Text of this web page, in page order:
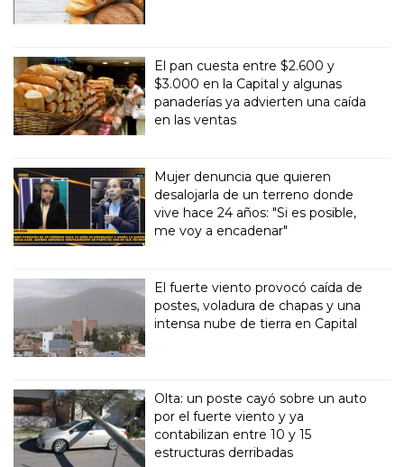
El pan cuesta entre $2.600 y
$3.000 en la Capital y algunas
panaderías ya advierten una caída
en las ventas
Mujer denuncia que quieren
desalojarla de un terreno donde
vive hace 24 años: "Si es posible,
me voy a encadenar"
El fuerte viento provocó caída de
postes, voladura de chapas y una
intensa nube de tierra en Capital
Olta: un poste cayó sobre un auto
por el fuerte viento y ya
contabilizan entre 10 y 15
estructuras derribadas